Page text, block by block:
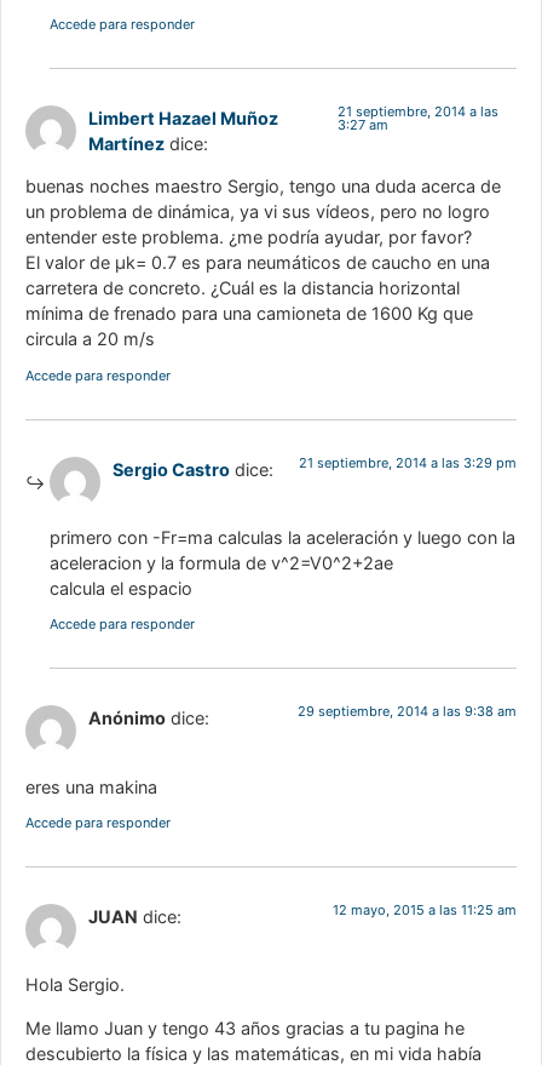
Accede para responder
Limbert Hazael Muñoz
Martínez dice:
21 septiembre, 2014 a las
3:27 am
buenas noches maestro Sergio, tengo una duda acerca de
un problema de dinámica, ya vi sus vídeos, pero no logro
entender este problema. ¿me podría ayudar, por favor?
El valor de µk= 0.7 es para neumáticos de caucho en una
carretera de concreto. ¿Cuál es la distancia horizontal
mínima de frenado para una camioneta de 1600 Kg que
circula a 20 m/s
Accede para responder
Sergio Castro dice: 21 septiembre, 2014 a las 3:29 pm
primero con -Fr=ma calculas la aceleración y luego con la
aceleracion y la formula de v^2=V0^2+2ae
calcula el espacio
Accede para responder
Anónimo dice: 29 septiembre, 2014 a las 9:38 am
eres una makina
Accede para responder
JUAN dice: 12 mayo, 2015 a las 11:25 am
Hola Sergio.
Me llamo Juan y tengo 43 años gracias a tu pagina he
descubierto la física y las matemáticas, en mi vida había